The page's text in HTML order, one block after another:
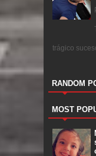
trágico
RANDOM
MOST